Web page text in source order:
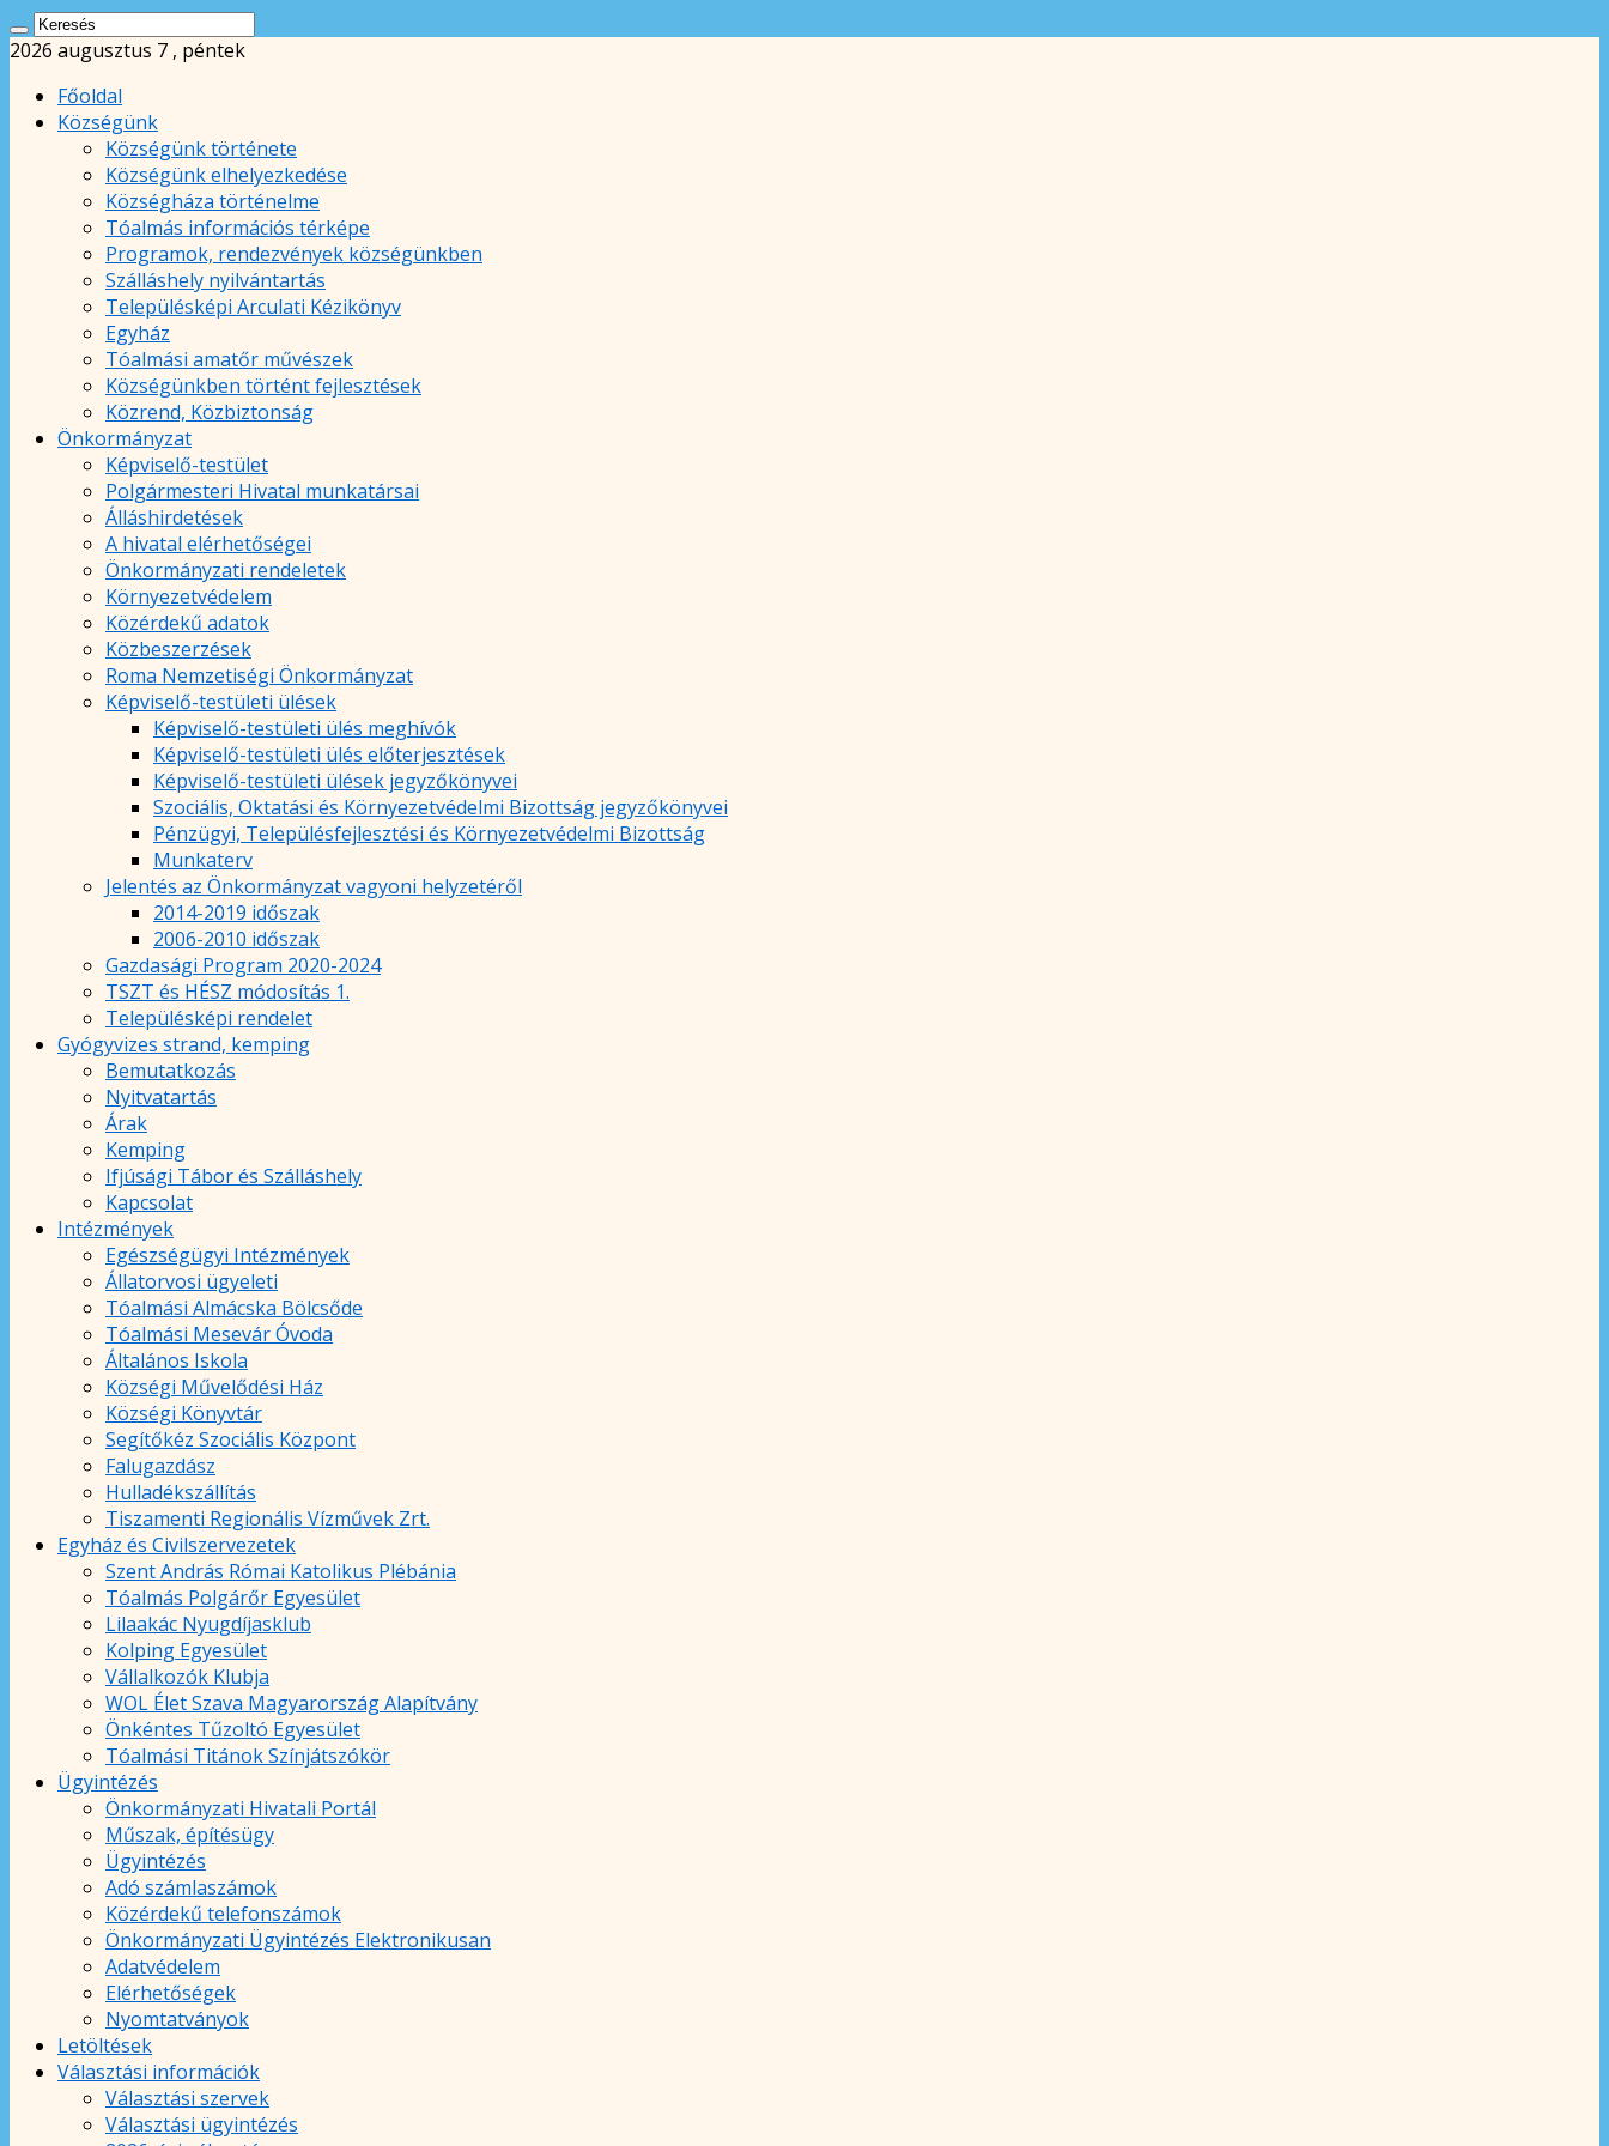
2026 augusztus 7 , péntek
Főoldal
Községünk
Községünk története
Községünk elhelyezkedése
Községháza történelme
Tóalmás információs térképe
Programok, rendezvények községünkben
Szálláshely nyilvántartás
Településképi Arculati Kézikönyv
Egyház
Tóalmási amatőr művészek
Községünkben történt fejlesztések
Közrend, Közbiztonság
Önkormányzat
Képviselő-testület
Polgármesteri Hivatal munkatársai
Álláshirdetések
A hivatal elérhetőségei
Önkormányzati rendeletek
Környezetvédelem
Közérdekű adatok
Közbeszerzések
Roma Nemzetiségi Önkormányzat
Képviselő-testületi ülések
Képviselő-testületi ülés meghívók
Képviselő-testületi ülés előterjesztések
Képviselő-testületi ülések jegyzőkönyvei
Szociális, Oktatási és Környezetvédelmi Bizottság jegyzőkönyvei
Pénzügyi, Településfejlesztési és Környezetvédelmi Bizottság
Munkaterv
Jelentés az Önkormányzat vagyoni helyzetéről
2014-2019 időszak
2006-2010 időszak
Gazdasági Program 2020-2024
TSZT és HÉSZ módosítás 1.
Településképi rendelet
Gyógyvizes strand, kemping
Bemutatkozás
Nyitvatartás
Árak
Kemping
Ifjúsági Tábor és Szálláshely
Kapcsolat
Intézmények
Egészségügyi Intézmények
Állatorvosi ügyeleti
Tóalmási Almácska Bölcsőde
Tóalmási Mesevár Óvoda
Általános Iskola
Községi Művelődési Ház
Községi Könyvtár
Segítőkéz Szociális Központ
Falugazdász
Hulladékszállítás
Tiszamenti Regionális Vízművek Zrt.
Egyház és Civilszervezetek
Szent András Római Katolikus Plébánia
Tóalmás Polgárőr Egyesület
Lilaakác Nyugdíjasklub
Kolping Egyesület
Vállalkozók Klubja
WOL Élet Szava Magyarország Alapítvány
Önkéntes Tűzoltó Egyesület
Tóalmási Titánok Színjátszókör
Ügyintézés
Önkormányzati Hivatali Portál
Műszak, építésügy
Ügyintézés
Adó számlaszámok
Közérdekű telefonszámok
Önkormányzati Ügyintézés Elektronikusan
Adatvédelem
Elérhetőségek
Nyomtatványok
Letöltések
Választási információk
Választási szervek
Választási ügyintézés